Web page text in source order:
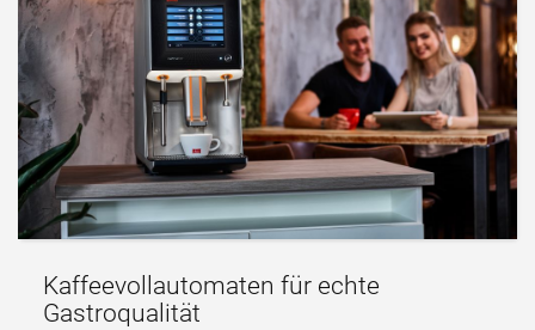
Kaffeevollautomaten für echte
Gastroqualität